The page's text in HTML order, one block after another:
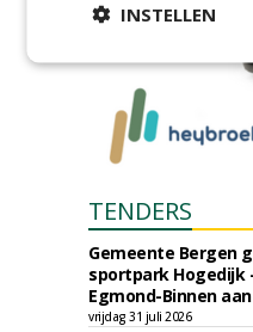
TENDERS
Gemeente Bergen
sportpark Hogedijk
Egmond-Binnen
vrijdag 31 juli 2026
INSTELLEN